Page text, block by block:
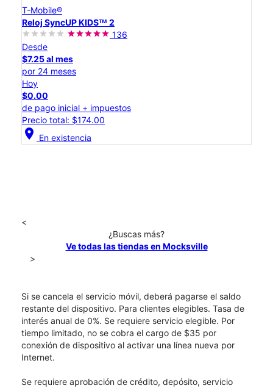
T-Mobile®
Reloj SyncUP KIDSᵀᴹ 2
136
Desde
$7.25 al mes
por 24 meses
Hoy
$0.00
de pago inicial + impuestos
Precio total: $174.00
location_on En existencia
<
¿Buscas más?
Ve todas las tiendas en Mocksville
>
Si se cancela el servicio móvil, deberá pagarse el saldo
restante del dispositivo. Para clientes elegibles. Tasa de
interés anual de 0%. Se requiere servicio elegible. Por
tiempo limitado, no se cobra el cargo de $35 por
conexión de dispositivo al activar una línea nueva por
Internet.
Se requiere aprobación de crédito, depósito, servicio